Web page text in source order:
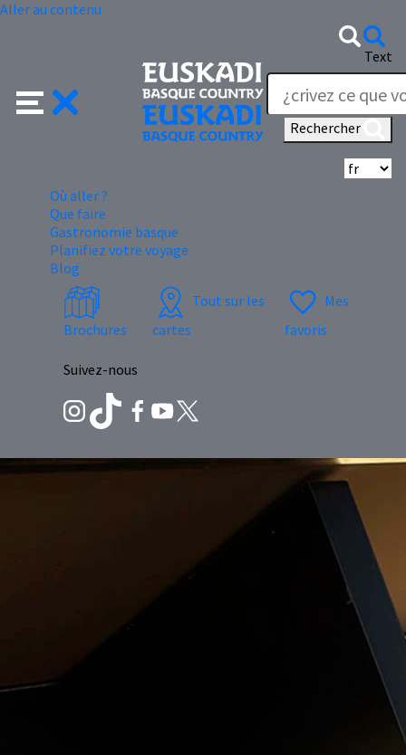
Aller au contenu
Text
Rechercher
Où aller ?
Que faire
Gastronomie basque
Planifiez votre voyage
Blog
Brochures
Tout sur les
cartes
Mes
favoris
Suivez-nous